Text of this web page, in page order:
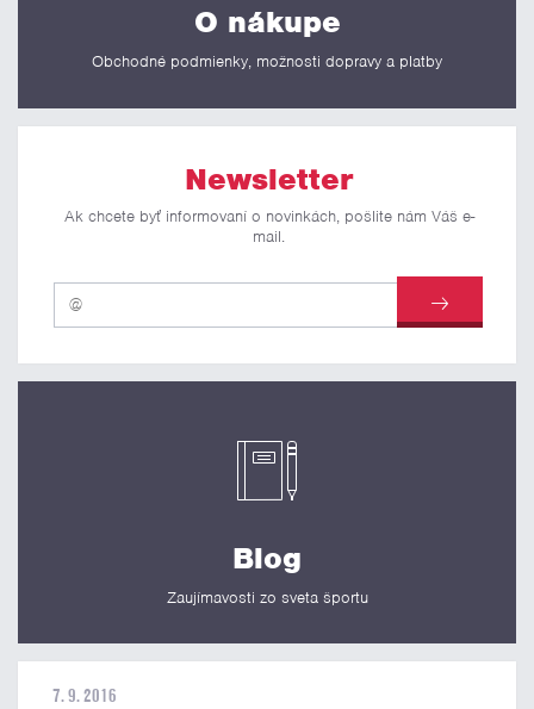
O nákupe
Obchodné podmienky, možnosti dopravy a platby
Newsletter
Ak chcete byť informovaní o novinkách, pošlite nám Váš e-
mail.
Blog
Zaujímavosti zo sveta športu
7. 9. 2016